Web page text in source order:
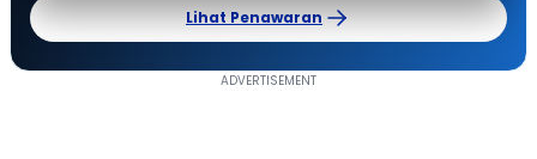
Lihat Penawaran